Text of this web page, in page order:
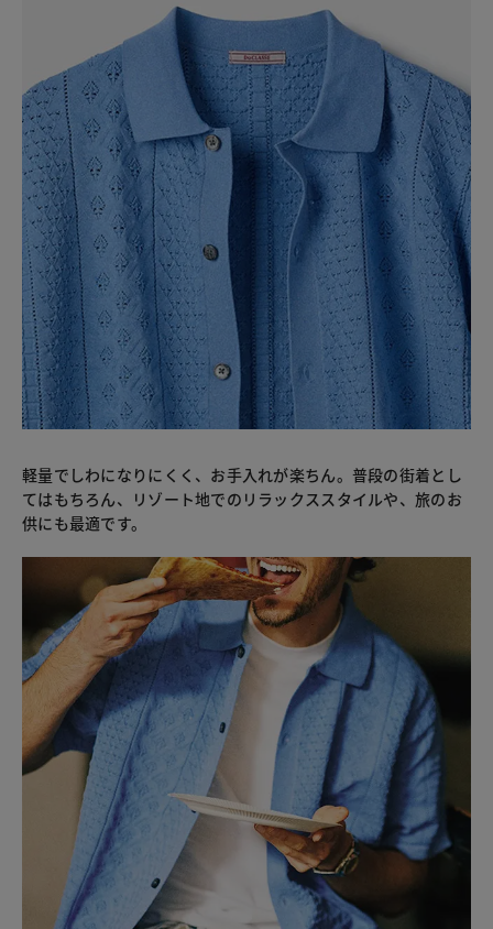
軽量でしわになりにくく、お手入れが楽ちん。普段の街着とし
てはもちろん、リゾート地でのリラックススタイルや、旅のお
供にも最適です。